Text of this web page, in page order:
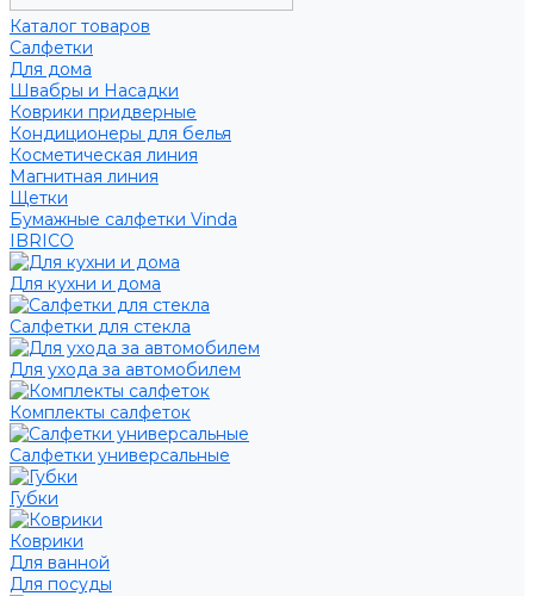
Каталог товаров
Салфетки
Для дома
Швабры и Насадки
Коврики придверные
Кондиционеры для белья
Косметическая линия
Магнитная линия
Щетки
Бумажные салфетки Vinda
IBRICO
Для кухни и дома
Салфетки для стекла
Для ухода за автомобилем
Комплекты салфеток
Салфетки универсальные
Губки
Коврики
Для ванной
Для посуды